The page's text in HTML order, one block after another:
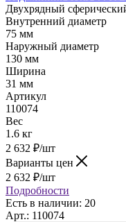
Двухрядный
Внутренний диаметр
75 мм
Наружный диаметр
130 мм
Ширина
31 мм
Артикул
110074
Вес
1.6 кг
2 632 ₽/шт
Варианты цен
2 632 ₽/шт
Подробности
Есть в наличии: 20
Арт.: 110074